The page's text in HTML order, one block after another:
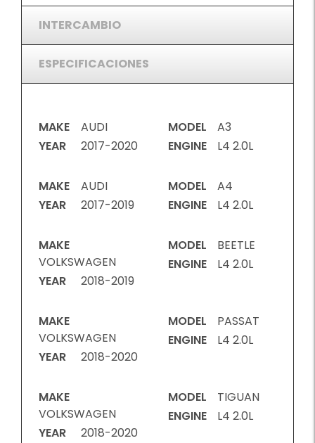
INTERCAMBIO
ESPECIFICACIONES
MAKE
AUDI
YEAR
2017-2020
MODEL
A3
ENGINE
L4 2.0L
MAKE
AUDI
YEAR
2017-2019
MODEL
A4
ENGINE
L4 2.0L
MAKE
VOLKSWAGEN
YEAR
2018-2019
MODEL
BEETLE
ENGINE
L4 2.0L
MAKE
VOLKSWAGEN
YEAR
2018-2020
MODEL
PASSAT
ENGINE
L4 2.0L
MAKE
VOLKSWAGEN
YEAR
2018-2020
MODEL
TIGUAN
ENGINE
L4 2.0L